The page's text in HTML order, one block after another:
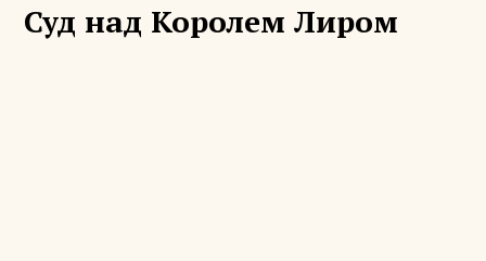
Суд над Королем Лиром